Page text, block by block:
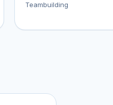
Teambuilding